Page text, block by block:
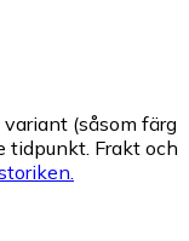
(såsom färg
tidpunkt. Frakt och